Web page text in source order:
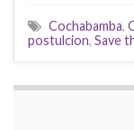
Cochabamba,
postulcion, Save